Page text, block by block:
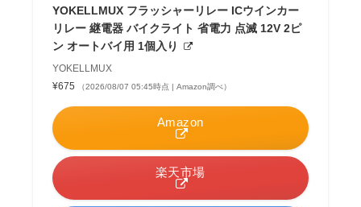
YOKELLMUX フラッシャーリレー ICウインカー
リレー 継電器 バイクライト 省電力 点滅 12V 2ピ
ン オートバイ用 1個入り
YOKELLMUX
¥675
（2026/08/07 05:45時点 | Amazon調べ）
Amazon
楽天市場